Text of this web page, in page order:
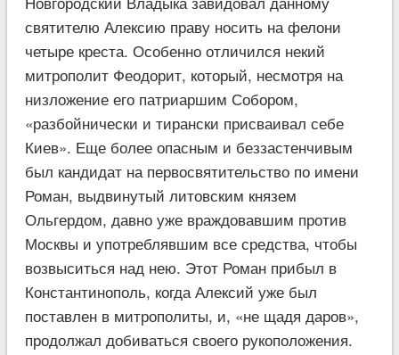
святителю Алексию праву носить на фелони
четыре креста. Особенно отличился некий
митрополит Феодорит, который, несмотря на
низложение его патриаршим Собором,
«разбойнически и тирански присваивал себе
Киев». Еще более опасным и беззастенчивым
был кандидат на первосвятительство по имени
Роман, выдвинутый литовским князем
Ольгердом, давно уже враждовавшим против
Москвы и употреблявшим все средства, чтобы
возвыситься над нею. Этот Роман прибыл в
Константинополь, когда Алексий уже был
поставлен в митрополиты, и, «не щадя даров»,
продолжал добиваться своего рукоположения.